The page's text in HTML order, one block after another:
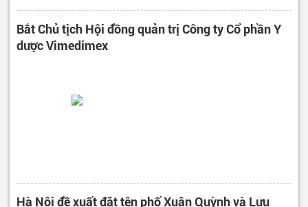
Bắt Chủ tịch Hội đồng quản trị Công ty Cổ phần Y
dược Vimedimex
Hà Nội đề xuất đặt tên phố Xuân Quỳnh và Lưu